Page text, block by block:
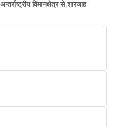
विमानक्षेत्र से शारजाह